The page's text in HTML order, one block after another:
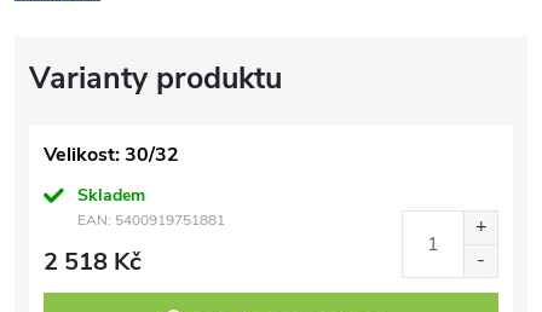
Velikost: 30/32
Skladem
EAN: 5400919751881
2 518 Kč